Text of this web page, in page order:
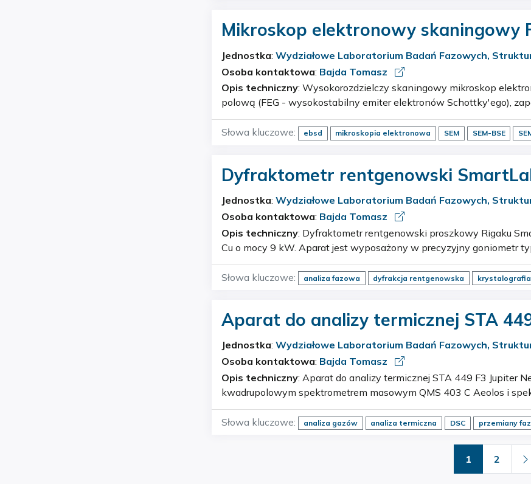
Mikroskop elektronowy skaningowy
200 FEG
Jednostka: Wydziałowe Laboratorium Badań Fazowych,
Geochemicznych
Osoba kontaktowa: Bajda Tomasz
Opis techniczny: Wysokorozdzielczy skaningowy mikroskop elektronowy z gorącą emisją
polową (FEG - wysokostabilny emiter elektronów Schottky'ego),
obserwacji w zmiennej próżni, powiększenia 70 ÷ 300 000x,
Słowa kluczowe:
ebsd mikroskopia elektronowa SEM SEM-BSE
Dyfraktometr rentgenowski
Jednostka: Wydziałowe Laboratorium Badań Fazowych,
Geochemicznych
Osoba kontaktowa: Bajda Tomasz
Opis techniczny: Dyfraktometr rentgenowski proszkowy Rigaku SmartLab z wirującą anodą
Cu o mocy 9 kW. Aparat jest wyposażony w precyzyjny goniometr typu theta-theta, justowany
przez komputerowy system
Słowa kluczowe:
analiza fazowa dyfrakcja rentgenowska krystalografia
Aparat do analizy termicznej STA
Jednostka: Wydziałowe Laboratorium Badań Fazowych,
Geochemicznych
Osoba kontaktowa: Bajda Tomasz
Opis techniczny: Aparat do analizy termicznej STA 449 F3 Jupiter Netzsch sprzężony z
kwadrupolowym spektrometrem masowym QMS 403 C Aeolos i
Słowa kluczowe:
analiza gazów analiza termiczna DSC przemiany
1 2